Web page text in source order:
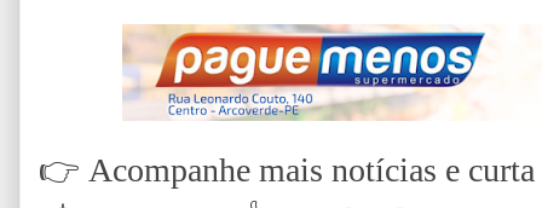
👉 Acompanhe mais notícias e curta